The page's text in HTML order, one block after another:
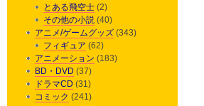
とある飛空士 (2)
その他の小説 (40)
アニメ/ゲームグッズ (343)
フィギュア (62)
アニメーション (183)
BD・DVD (37)
ドラマCD (31)
コミック (241)